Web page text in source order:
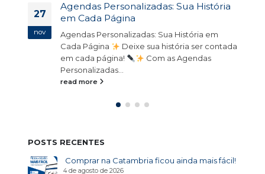
27
nov
Agendas Personalizadas: Sua História
em Cada Página
Agendas Personalizadas: Sua História em
Cada Página
Deixe sua história ser contada
em cada página!
Com as Agendas
Personalizadas...
read more
POSTS RECENTES
Comprar na Catambria ficou ainda mais fácil!
4 de agosto de 2026